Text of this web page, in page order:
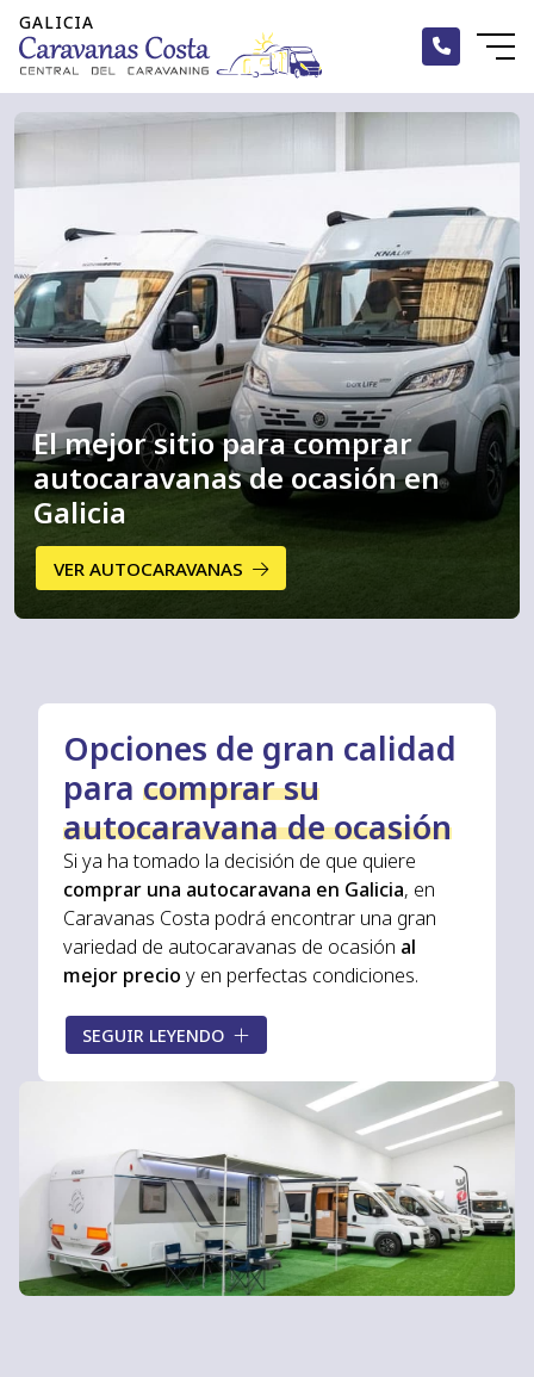
Inicio
Caravanas
Autocaravanas
Campers
Accesorios
Blog
Contacto
El mejor sitio para comprar
autocaravanas de ocasión en
Galicia
VER AUTOCARAVANAS
Opciones de gran calidad
para comprar su
autocaravana de ocasión
Si ya ha tomado la decisión de que quiere
comprar una autocaravana en Galicia, en
Caravanas Costa podrá encontrar una gran
variedad de autocaravanas de ocasión al
mejor precio y en perfectas condiciones.
Todas las autocaravanas de ocasión
tenemos a la venta han pasado un
control de calidad, por lo que todas ellas se
encuentran en perfecto estado y están listas
para empezar a rodar. Comprar una
autocaravana de segunda mano en Galicia es
la mejor alternativa para poder conocer todos
los lugares más escondidos de la geografía
gallega.
SEGUIR LEYENDO